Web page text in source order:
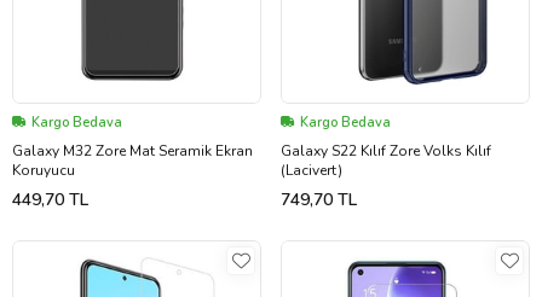
Kargo Bedava
Galaxy M32 Zore Mat Seramik Ekran
Koruyucu
449,70 TL
Kargo Bedava
Galaxy S22 Kılıf Zore Volks Kılıf
(Lacivert)
749,70 TL